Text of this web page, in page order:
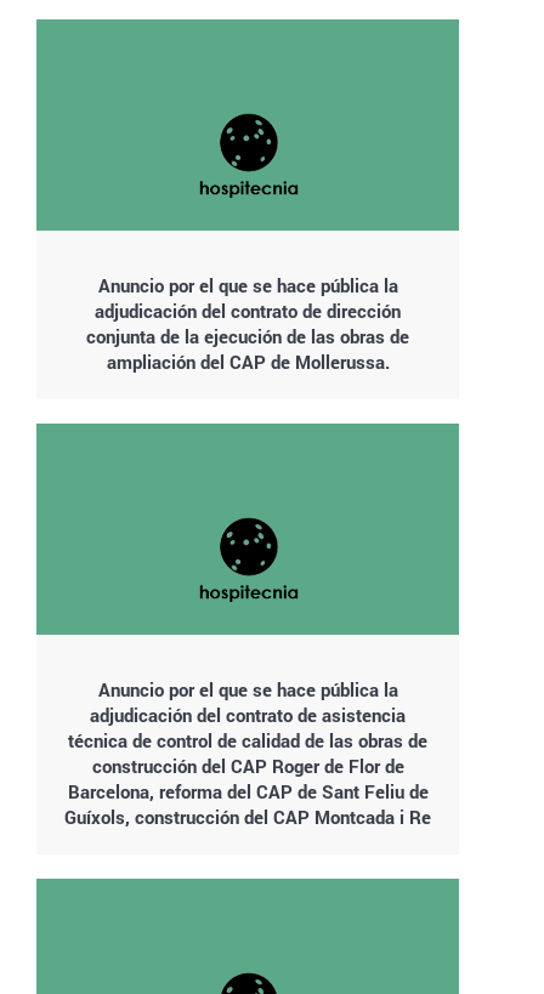
Anuncio por el que se hace pública la
adjudicación del contrato de dirección
conjunta de la ejecución de las obras de
ampliación del CAP de Mollerussa.
Anuncio por el que se hace pública la
adjudicación del contrato de asistencia
técnica de control de calidad de las obras de
construcción del CAP Roger de Flor de
Barcelona, reforma del CAP de Sant Feliu de
Guíxols, construcción del CAP Montcada i Re